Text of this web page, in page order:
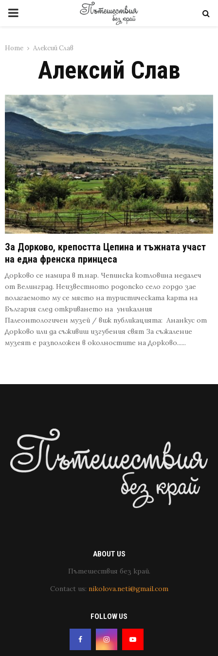
PRIMARY
Home Алексий Слав
Алексий Слав
За Дорково, крепостта Цепина и тъжната участ
на една френска принцеса
Дорково се намира в т.нар. Чепинска котловина недалеч
от Велинград. Неизвестното родопско село гордо зае
полагаемото му се място на туристическата карта на
България след откриването на уникалния
Палеонтологичен музей / виж публикацията: Ананкус от
Дорково или да съживиш изгубения свят За съжаление
музеят е разположен в околностите на Дорково......
ABOUT US
Пътешествия без край.
Contact us: nikolova.neti@gmail.com
FOLLOW US